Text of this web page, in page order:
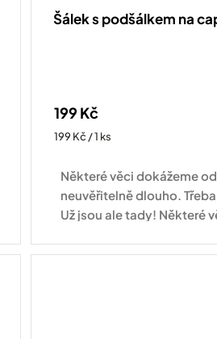
Šálek s podšálkem na
199 Kč
Měrná
199 Kč / 1 ks
Některé věci dokážeme
neuvěřitelně dlouho.
Už jsou ale tady! Některé
přesně proto...